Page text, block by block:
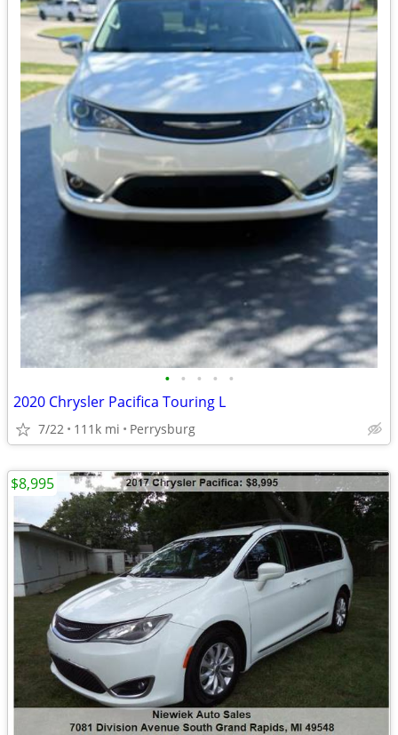
• • • • •
2020 Chrysler Pacifica Touring L
7/22 111k mi Perrysburg
$8,995